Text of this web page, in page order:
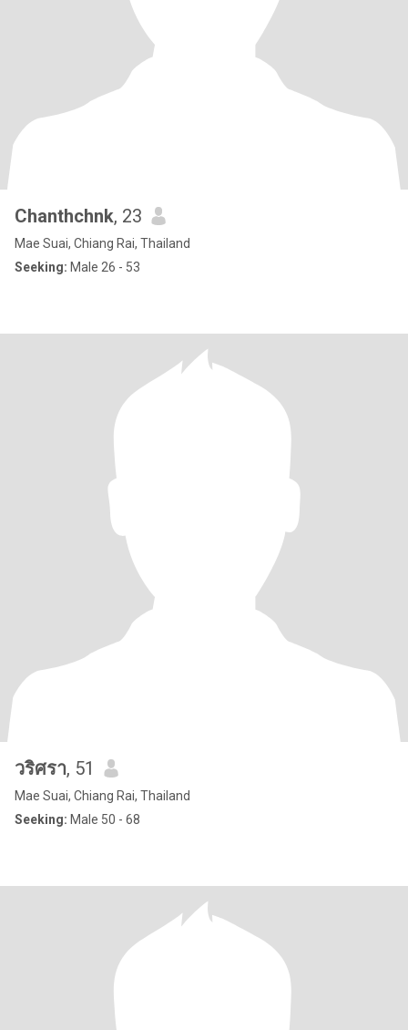
Chanthchnk, 23
Mae Suai, Chiang Rai, Thailand
Seeking: Male 26 - 53
วริศรา, 51
Mae Suai, Chiang Rai, Thailand
Seeking: Male 50 - 68